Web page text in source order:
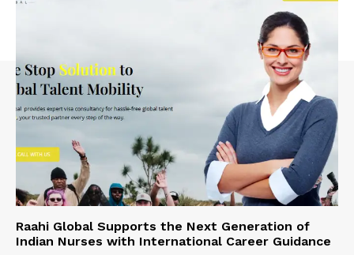
Raahi Global Supports the Next Generation of
Indian Nurses with International Career Guidance